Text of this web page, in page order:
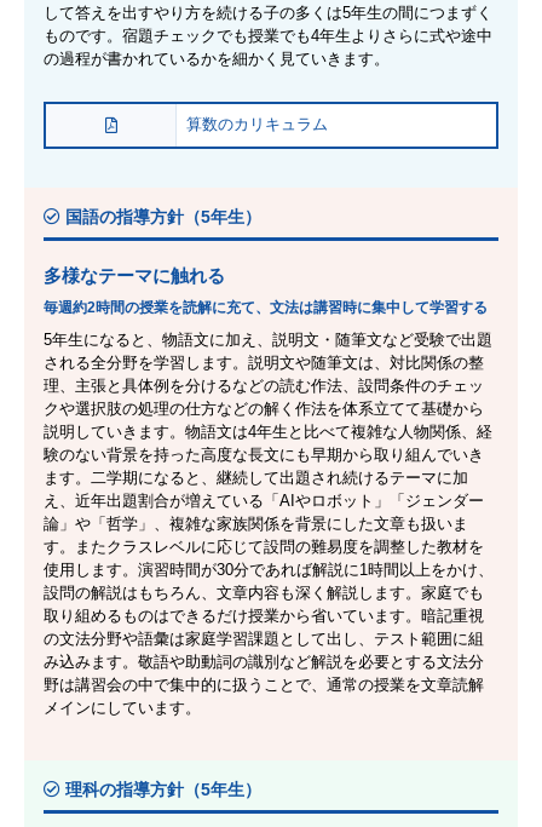
して答えを出すやり方を続ける子の多くは5年生の間につまずく
ものです。宿題チェックでも授業でも4年生よりさらに式や途中
の過程が書かれているかを細かく見ていきます。
算数のカリキュラム
国語の指導方針（5年生）
多様なテーマに触れる
毎週約2時間の授業を読解に充て、文法は講習時に集中して学習する
5年生になると、物語文に加え、説明文・随筆文など受験で出題
される全分野を学習します。説明文や随筆文は、対比関係の整
理、主張と具体例を分けるなどの読む作法、設問条件のチェッ
クや選択肢の処理の仕方などの解く作法を体系立てて基礎から
説明していきます。物語文は4年生と比べて複雑な人物関係、経
験のない背景を持った高度な長文にも早期から取り組んでいき
ます。二学期になると、継続して出題され続けるテーマに加
え、近年出題割合が増えている「AIやロボット」「ジェンダー
論」や「哲学」、複雑な家族関係を背景にした文章も扱いま
す。またクラスレベルに応じて設問の難易度を調整した教材を
使用します。演習時間が30分であれば解説に1時間以上をかけ、
設問の解説はもちろん、文章内容も深く解説します。家庭でも
取り組めるものはできるだけ授業から省いています。暗記重視
の文法分野や語彙は家庭学習課題として出し、テスト範囲に組
み込みます。敬語や助動詞の識別など解説を必要とする文法分
野は講習会の中で集中的に扱うことで、通常の授業を文章読解
メインにしています。
理科の指導方針（5年生）